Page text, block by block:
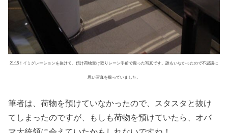
21:15！イミグレーションを抜けて、預け荷物受け取りレーン手前で撮った写真です。誰もいなかったので不思議に
思い写真を撮っていました。
筆者は、荷物を預けていなかったので、スタスタと抜け
てしまったのですが、もしも荷物を預けていたら、オバ